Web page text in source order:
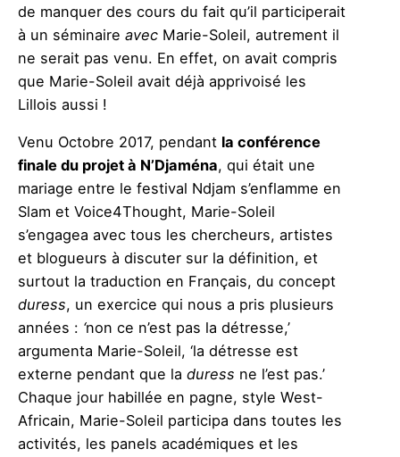
de manquer des cours du fait qu’il participerait
à un séminaire avec Marie-Soleil, autrement il
ne serait pas venu. En effet, on avait compris
que Marie-Soleil avait déjà apprivoisé les
Lillois aussi !
Venu Octobre 2017, pendant la conférence
finale du projet à N’Djaména, qui était une
mariage entre le festival Ndjam s’enflamme en
Slam et Voice4Thought, Marie-Soleil
s’engagea avec tous les chercheurs, artistes
et blogueurs à discuter sur la définition, et
surtout la traduction en Français, du concept
duress, un exercice qui nous a pris plusieurs
années : ‘non ce n’est pas la détresse,’
argumenta Marie-Soleil, ‘la détresse est
externe pendant que la duress ne l’est pas.’
Chaque jour habillée en pagne, style West-
Africain, Marie-Soleil participa dans toutes les
activités, les panels académiques et les